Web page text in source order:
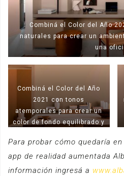
Combiná el Color del Año
naturales para crear un
una
Combiná el Color del Año
2021 con tonos
atemporales para crear un
color de fondo equilibrado y
Para probar cómo quedaría
app de realidad aumentada
información ingresá a